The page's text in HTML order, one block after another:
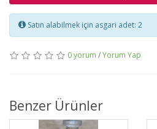
Satın alabilmek için asgari adet: 2
0 yorum /Yorum Yap
Benzer Ürünler